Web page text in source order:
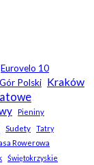
Eurovelo 10
Polski Kraków
Pieniny
Sudety Tatry
Rowerowa
Świętokrzyskie